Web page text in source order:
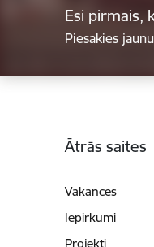
Esi pirmais,
Piesakies
Ātrās saites
Vakances
Iepirkumi
Projekti